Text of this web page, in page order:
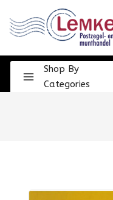
Shop By
Categories